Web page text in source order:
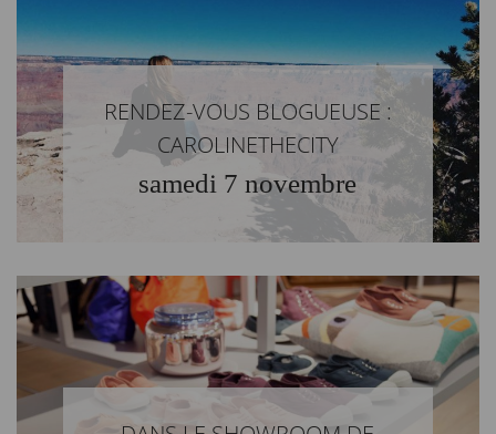
RENDEZ-VOUS BLOGUEUSE :
CAROLINETHECITY
samedi 7 novembre